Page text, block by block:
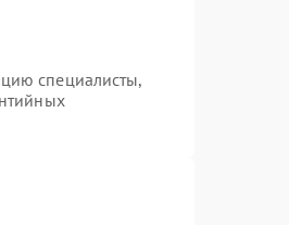
специалисты,